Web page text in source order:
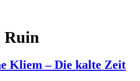
Ruin
Kliem – Die kalte Zeit